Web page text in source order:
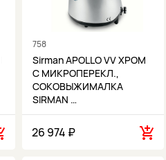
758
Sirman APOLLO VV ХРОМ
С МИКРОПЕРЕКЛ.,
СОКОВЫЖИМАЛКА
SIRMAN …
26 974 ₽